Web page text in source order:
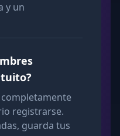
y un
completamente
registrarse.
guarda tus